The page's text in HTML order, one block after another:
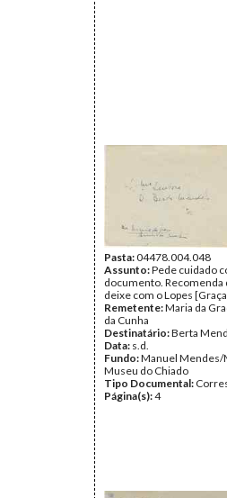
Pasta:04478.004.048
Assunto:Pede cuidado
documento. Recomenda
deixe com o Lopes
Remetente:Maria da
da Cunha
Destinatário:Berta
Data: s.d.
Fundo:Manuel Mendes/
Museu do Chiado
Tipo Documental:
Página(s):4